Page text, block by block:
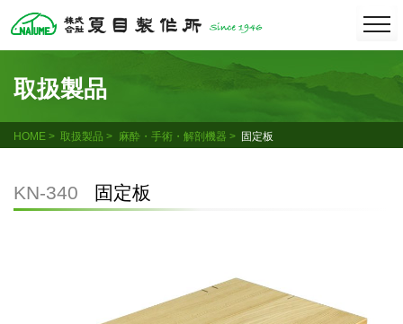
Skip
取扱製品
HOME 取扱製品 麻酔・手術・解剖機器 固定板
KN-340 固定板